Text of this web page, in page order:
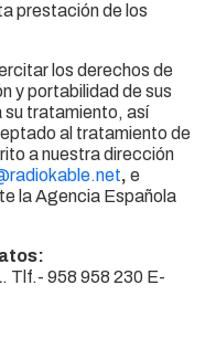
prestación de los
los derechos de
y portabilidad de sus
su tratamiento, así
al tratamiento de
a nuestra dirección
, e
la Agencia Española
Tlf.- 958 958 230 E-